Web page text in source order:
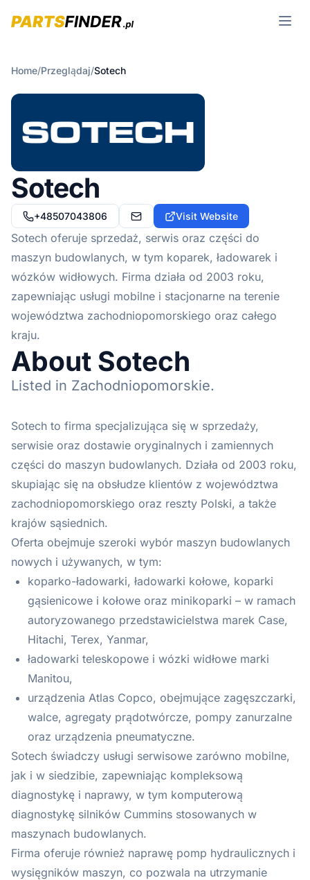
Open
Home/Przeglądaj/Sotech
Sotech
+48507043806 maszyny@sotech-szczecin.pl
Visit Website
Sotech oferuje sprzedaż, serwis oraz części do
maszyn budowlanych, w tym koparek, ładowarek i
wózków widłowych. Firma działa od 2003 roku,
zapewniając usługi mobilne i stacjonarne na terenie
województwa zachodniopomorskiego oraz całego
kraju.
About Sotech
Listed in Zachodniopomorskie.
Sotech to firma specjalizująca się w sprzedaży,
serwisie oraz dostawie oryginalnych i zamiennych
części do maszyn budowlanych. Działa od 2003 roku,
skupiając się na obsłudze klientów z województwa
zachodniopomorskiego oraz reszty Polski, a także
krajów sąsiednich.
Oferta obejmuje szeroki wybór maszyn budowlanych
nowych i używanych, w tym:
koparko-ładowarki, ładowarki kołowe, koparki
gąsienicowe i kołowe oraz minikoparki – w ramach
autoryzowanego przedstawicielstwa marek Case,
Hitachi, Terex, Yanmar,
ładowarki teleskopowe i wózki widłowe marki
Manitou,
urządzenia Atlas Copco, obejmujące zagęszczarki,
walce, agregaty prądotwórcze, pompy zanurzalne
oraz urządzenia pneumatyczne.
Sotech świadczy usługi serwisowe zarówno mobilne,
jak i w siedzibie, zapewniając kompleksową
diagnostykę i naprawy, w tym komputerową
diagnostykę silników Cummins stosowanych w
maszynach budowlanych.
Firma oferuje również naprawę pomp hydraulicznych i
wysięgników maszyn, co pozwala na utrzymanie